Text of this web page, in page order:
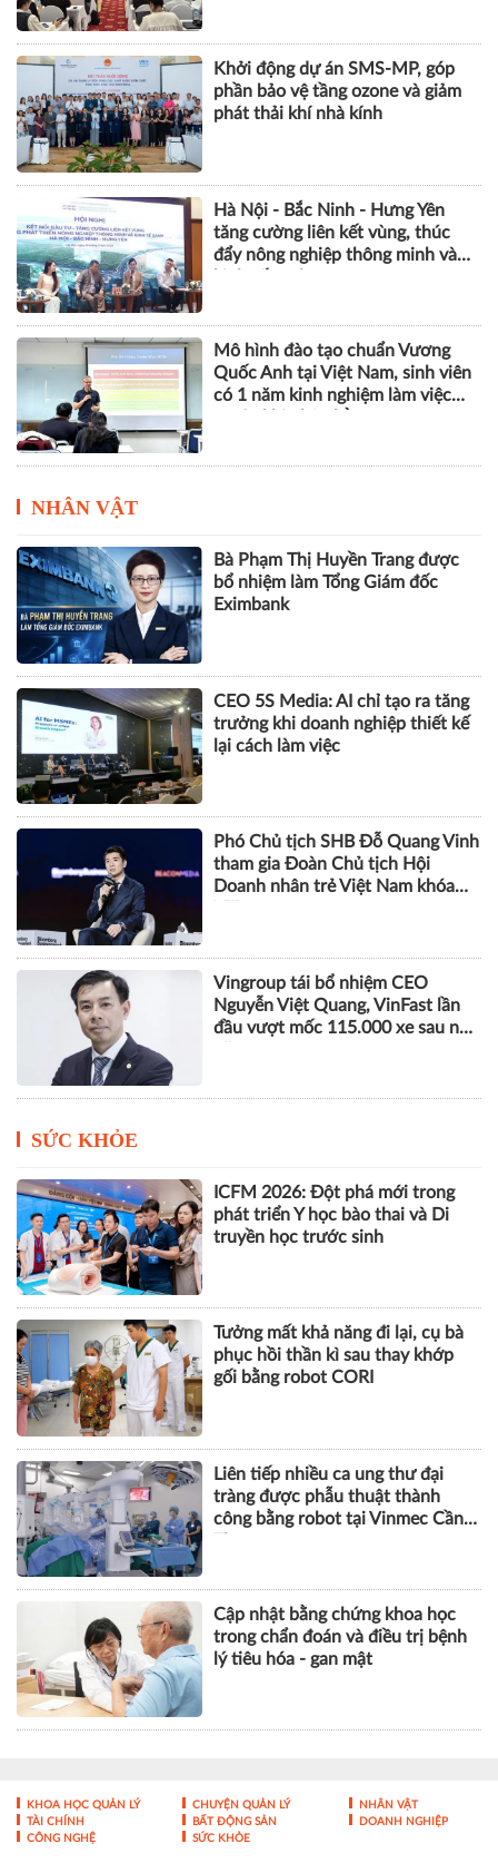
Khởi động dự án SMS-MP, góp
phần bảo vệ tầng ozone và giảm
phát thải khí nhà kính
Hà Nội - Bắc Ninh - Hưng Yên
tăng cường liên kết vùng, thúc
đẩy nông nghiệp thông minh và
Mô hình đào tạo chuẩn Vương
Quốc Anh tại Việt Nam, sinh viên
có 1 năm kinh nghiệm làm việc
NHÂN VẬT
Bà Phạm Thị Huyền Trang được
bổ nhiệm làm Tổng Giám đốc
Eximbank
CEO 5S Media: AI chỉ tạo ra tăng
trưởng khi doanh nghiệp thiết kế
lại cách làm việc
Phó Chủ tịch SHB Đỗ Quang Vinh
tham gia Đoàn Chủ tịch Hội
Doanh nhân trẻ Việt Nam khóa
Vingroup tái bổ nhiệm CEO
Nguyễn Việt Quang, VinFast lần
đầu vượt mốc 115.000 xe sau nửa
SỨC KHỎE
ICFM 2026: Đột phá mới trong
phát triển Y học bào thai và Di
truyền học trước sinh
Tưởng mất khả năng đi lại, cụ bà
phục hồi thần kì sau thay khớp
gối bằng robot CORI
Liên tiếp nhiều ca ung thư đại
tràng được phẫu thuật thành
công bằng robot tại Vinmec Cần
Cập nhật bằng chứng khoa học
trong chẩn đoán và điều trị bệnh
lý tiêu hóa - gan mật
KHOA HỌC QUẢN LÝ CHUYỆN QUẢN LÝ
NHÂN VẬT
TÀI CHÍNH
BẤT ĐỘNG SẢN
DOANH NGHIỆP
CÔNG NGHỆ
SỨC KHỎE